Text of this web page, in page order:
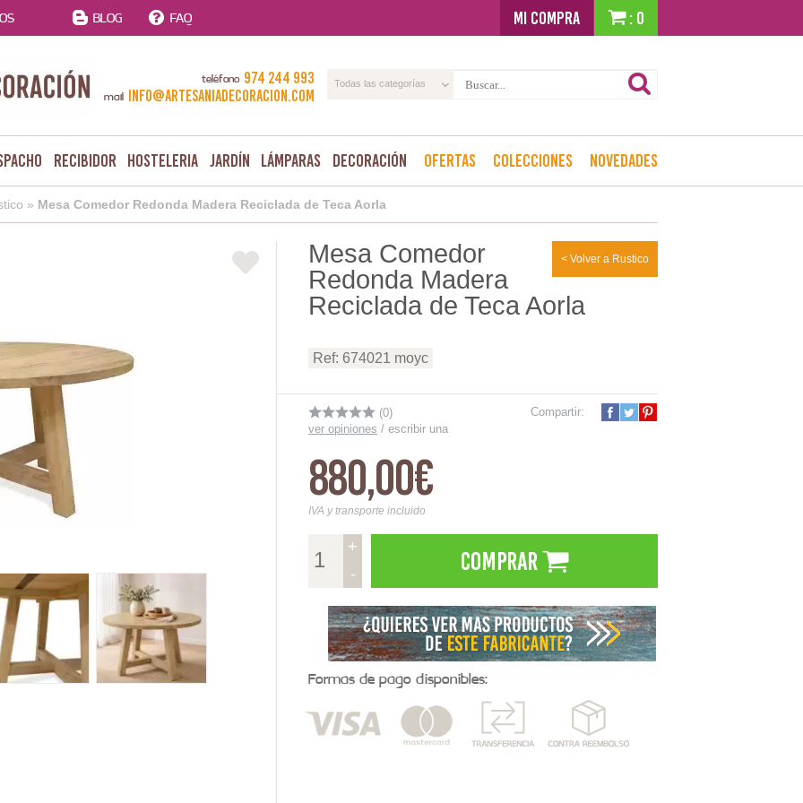
BLOG FAQ MI COMPRA : 0
teléfono 974 244 993
mail info@artesaniadecoracion.com
Todas las categorías
Recibidor Hosteleria Jardín Lámparas Decoración Ofertas Colecciones Novedades
» Mesa Comedor Redonda Madera Reciclada de Teca Aorla
< Volver a Rustico
Mesa Comedor
Redonda Madera
Reciclada de Teca Aorla
Ref: 674021 moyc
(0)
ver opiniones / escribir una
Compartir:
880,00€
IVA y transporte incluido
+
-
Comprar
Formas de pago disponibles: